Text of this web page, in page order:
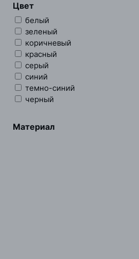
Цвет
белый
зеленый
коричневый
красный
серый
синий
темно-синий
черный
Материал